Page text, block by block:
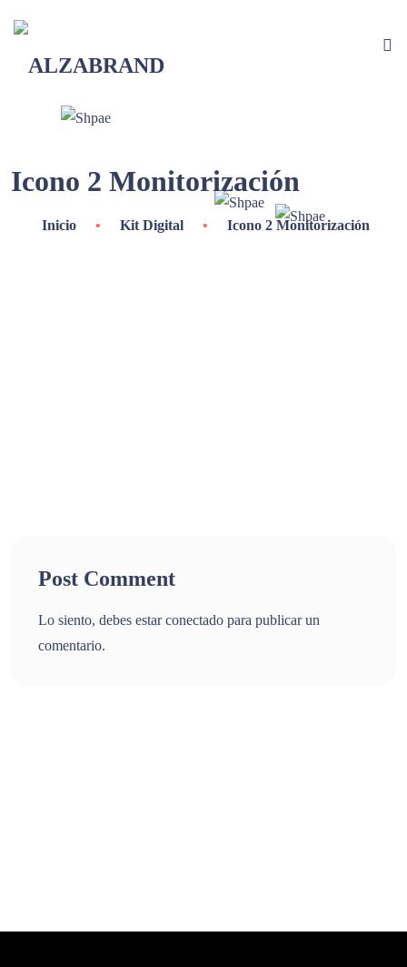
Icono 2 Monitorización
Inicio • Kit Digital • Icono 2 Monitorización
Post Comment
Lo siento, debes estarconectado para publicar un
comentario.